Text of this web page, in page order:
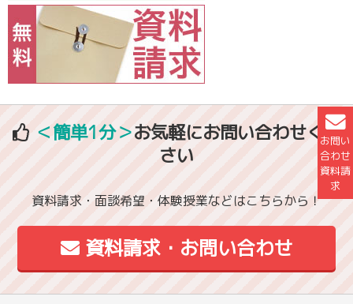
お問い
合わせ
資料請
求
＜簡単1分＞お気軽にお問い合わせくだ
さい
資料請求・面談希望・体験授業などはこちらから！
資料請求・お問い合わせ